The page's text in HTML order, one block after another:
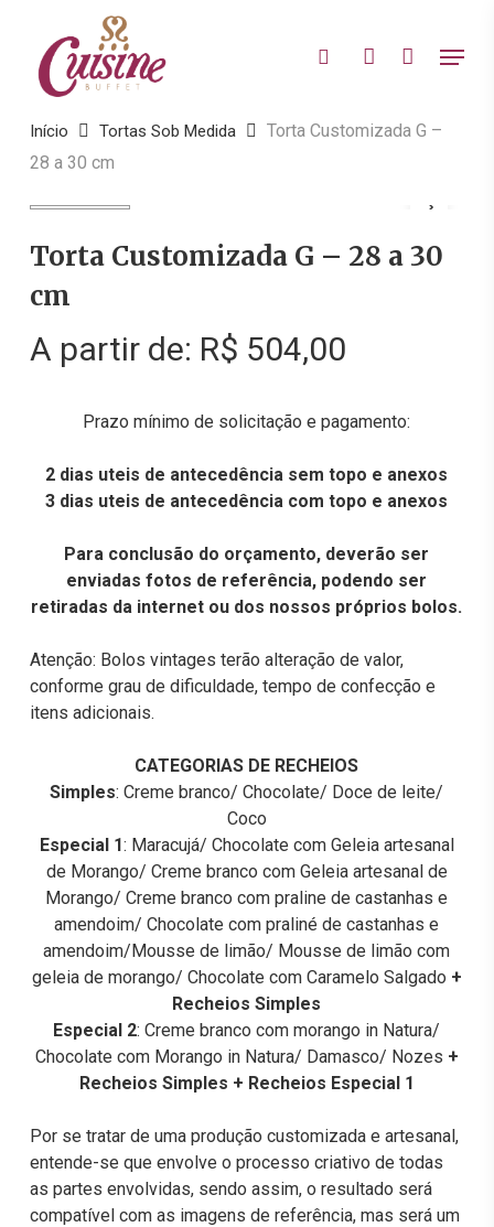
content
searchaccount Menu
Início Tortas Sob Medida
Torta Customizada G –
28 a 30 cm
Torta Customizada G – 28 a 30
cm
A partir de: R$ 504,00
Prazo mínimo de solicitação e pagamento:
2 dias uteis de antecedência sem topo e anexos
3 dias uteis de antecedência com topo e anexos
Para conclusão do orçamento, deverão ser
enviadas fotos de referência, podendo ser
retiradas da internet ou dos nossos próprios bolos.
Atenção: Bolos vintages terão alteração de valor,
conforme grau de dificuldade, tempo de confecção e
itens adicionais.
CATEGORIAS DE RECHEIOS
Simples: Creme branco/ Chocolate/ Doce de leite/
Coco
Especial 1: Maracujá/ Chocolate com Geleia artesanal
de Morango/ Creme branco com Geleia artesanal de
Morango/ Creme branco com praline de castanhas e
amendoim/ Chocolate com praliné de castanhas e
amendoim/Mousse de limão/ Mousse de limão com
geleia de morango/ Chocolate com Caramelo Salgado +
Recheios Simples
Especial 2: Creme branco com morango in Natura/
Chocolate com Morango in Natura/ Damasco/ Nozes +
Recheios Simples + Recheios Especial 1
Por se tratar de uma produção customizada e artesanal,
entende-se que envolve o processo criativo de todas
as partes envolvidas, sendo assim, o resultado será
compatível com as imagens de referência, mas será um
Close